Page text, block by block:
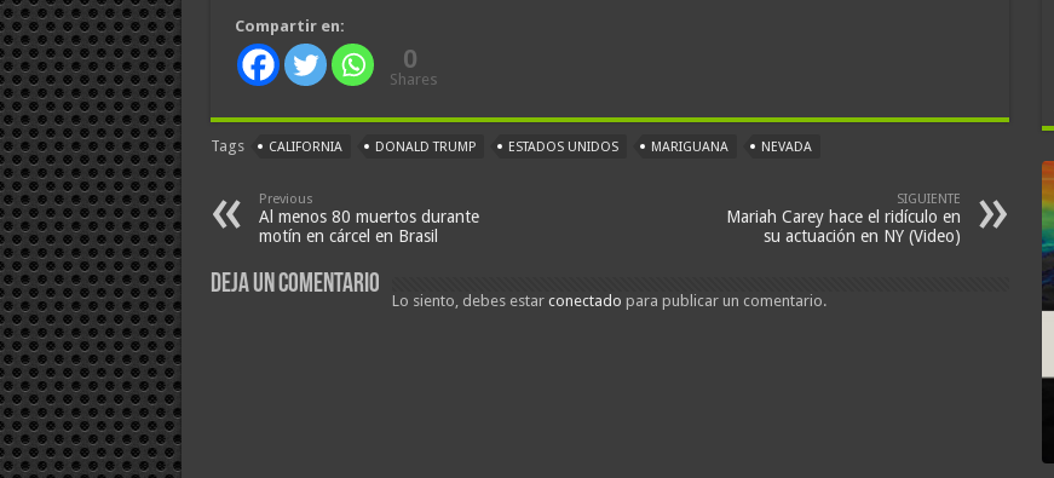
Compartir en:
0
Shares
Tags CALIFORNIA DONALD TRUMP ESTADOS UNIDOS MARIGUANA NEVADA
Previous
Al menos 80 muertos durante
motín en cárcel en Brasil
SIGUIENTE
Mariah Carey hace el ridículo en
su actuación en NY (Video)
Deja un comentario
Lo siento, debes estar conectado para publicar un comentario.